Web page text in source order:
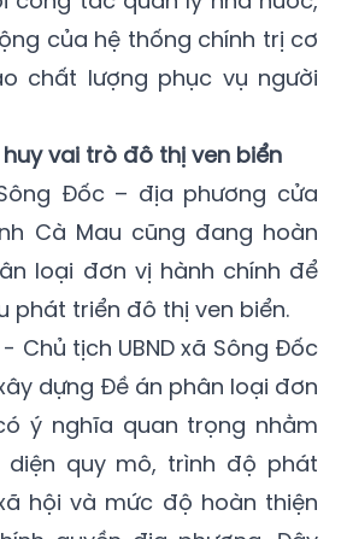
của hệ thống chính trị cơ
chất lượng phục vụ người
vai trò đô thị ven biển
Đốc – địa phương cửa
Cà Mau cũng đang hoàn
loại đơn vị hành chính để
phát triển đô thị ven biển.
Chủ tịch UBND xã Sông Đốc
dựng Đề án phân loại đơn
ý nghĩa quan trọng nhằm
quy mô, trình độ phát
hội và mức độ hoàn thiện